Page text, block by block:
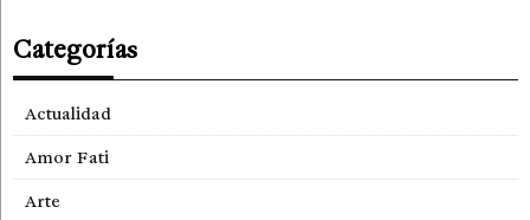
Categorías
Actualidad
Amor Fati
Arte